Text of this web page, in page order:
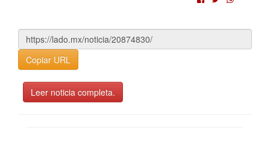
Copiar URL
Leer noticia completa.